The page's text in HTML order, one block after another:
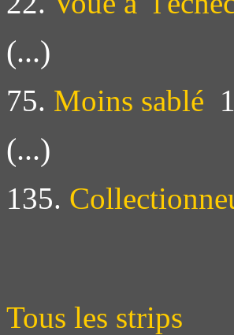
(...)
75. Moins sablé
(...)
135.
Tous les strips